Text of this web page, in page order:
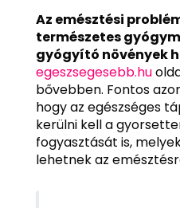
Az emésztési
természetes
gyógyító növények
egeszsegesebb.hu
bővebben. Fontos
hogy az egészséges
kerülni kell a
fogyasztását is,
lehetnek az